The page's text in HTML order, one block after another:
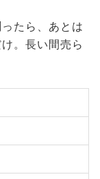
たら、あとは
。長い間売ら